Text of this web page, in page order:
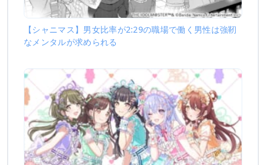
【シャニマス】男女比率が2:29の職場で働く男性は強靭
なメンタルが求められる